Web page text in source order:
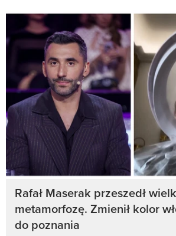
Rafał Maserak przeszedł
metamorfozę. Zmienił kolor
do poznania